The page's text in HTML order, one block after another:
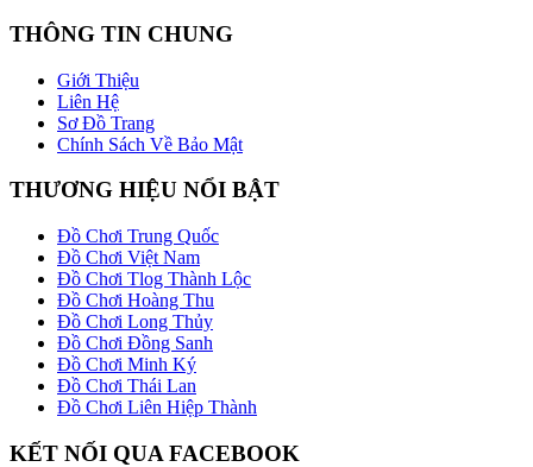
THÔNG TIN CHUNG
Giới Thiệu
Liên Hệ
Sơ Đồ Trang
Chính Sách Về Bảo Mật
THƯƠNG HIỆU NỔI BẬT
Đồ Chơi Trung Quốc
Đồ Chơi Việt Nam
Đồ Chơi Tlog Thành Lộc
Đồ Chơi Hoàng Thu
Đồ Chơi Long Thủy
Đồ Chơi Đồng Sanh
Đồ Chơi Minh Ký
Đồ Chơi Thái Lan
Đồ Chơi Liên Hiệp Thành
KẾT NỐI QUA FACEBOOK